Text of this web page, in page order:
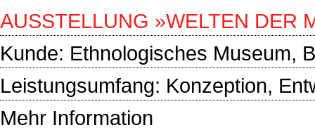
AUSSTELLUNG »WELTEN DER
Kunde: Ethnologisches Museum,
Leistungsumfang: Konzeption,
Mehr Information